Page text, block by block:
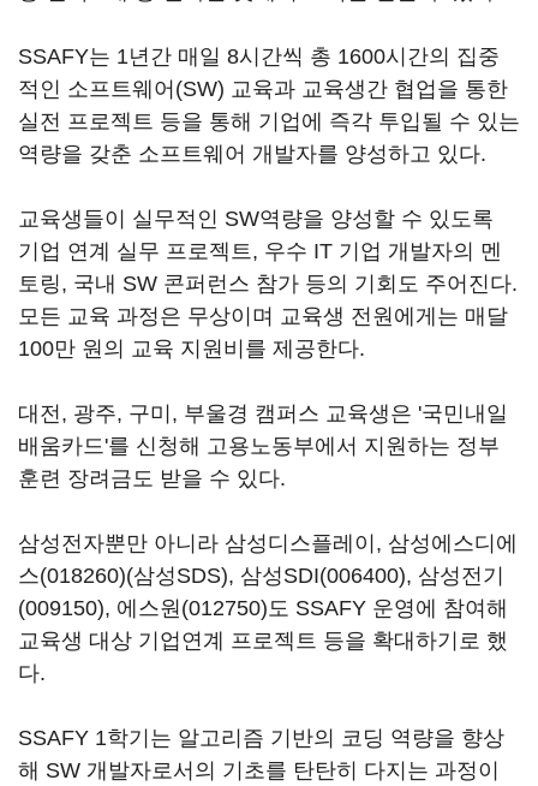
SSAFY는 1년간 매일 8시간씩 총 1600시간의 집중
적인 소프트웨어(SW) 교육과 교육생간 협업을 통한
실전 프로젝트 등을 통해 기업에 즉각 투입될 수 있는
역량을 갖춘 소프트웨어 개발자를 양성하고 있다.
교육생들이 실무적인 SW역량을 양성할 수 있도록
기업 연계 실무 프로젝트, 우수 IT 기업 개발자의 멘
토링, 국내 SW 콘퍼런스 참가 등의 기회도 주어진다.
모든 교육 과정은 무상이며 교육생 전원에게는 매달
100만 원의 교육 지원비를 제공한다.
대전, 광주, 구미, 부울경 캠퍼스 교육생은 '국민내일
배움카드'를 신청해 고용노동부에서 지원하는 정부
훈련 장려금도 받을 수 있다.
삼성전자뿐만 아니라 삼성디스플레이, 삼성에스디에
스(018260)(삼성SDS), 삼성SDI(006400), 삼성전기
(009150), 에스원(012750)도 SSAFY 운영에 참여해
교육생 대상 기업연계 프로젝트 등을 확대하기로 했
다.
SSAFY 1학기는 알고리즘 기반의 코딩 역량을 향상
해 SW 개발자로서의 기초를 탄탄히 다지는 과정이